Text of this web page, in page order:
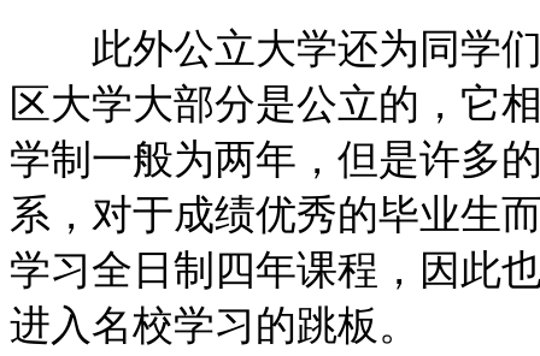
此外公立大学还为同学们
区大学大部分是公立的，它
学制一般为两年，但是许多
系，对于成绩优秀的毕业生
学习全日制四年课程，因此
进入名校学习的跳板。